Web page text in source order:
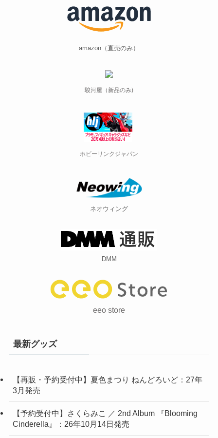
amazon（直売のみ）
駿河屋（新品のみ)
ホビーリンクジャパン
ネオウィング
DMM
eeo store
最新グッズ
【再販・予約受付中】夏色まつり ねんどろいど：27年
3月発売
【予約受付中】さくらみこ ／ 2nd Album 『Blooming
Cinderella』：26年10月14日発売